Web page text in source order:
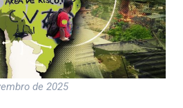
de 2025